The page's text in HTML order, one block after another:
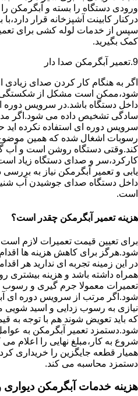
ورودی دستگاه را بسته و آبگرمکن
درکنار کابینت آشپزخانه قرار دارد،با
سپس از خدمات لوله کشی برای
کمک بگیرید.
9.تعمیر آبگرمکن صدا دار
اگر به هنگام کار کردن صدای زیادی
شود،ممکن است مشکل از شکستگی
داخل دستگاه باشد.در سرویس دوره
سادگی تشخیص داده می شود.اگر
سرویس دوره ای استفاده نکرده
رسوبات اشغال شده که همین
کند.وقتی دستگاه روشن است و آب
کارکرد،سر و صدای دستگاه زیاد
یابی و تعمیر آبگرمکن نیاز به
داخل دستگاه صدای جوشیدن آب
است.
هزینه تعمیر آبگرمکن چقدر است؟
برای تعیین قیمت تعمیرات لازم
شود.هرگز برای کاهش هزینه ها اقدام
در این زمینه تجربه ای ندارید هر
همراه داشته باشد و هزینه بیشتری
تعمیرات معمولا جرم گیری و رسوب
شود.اگر مرتب از سرویس دوره ای
نیازی به رسوب زدایی و اسید
که باید تعویض شوند هم با توجه
شود.دستمزد تعمیر آبگرمکن به
شروع به کار،مبلغ نهایی را اعلام
همیار قطعه جایگزین را خریداری
دستمزد محاسبه می کند.
هزینه خدمات آبگرمکن دیواری